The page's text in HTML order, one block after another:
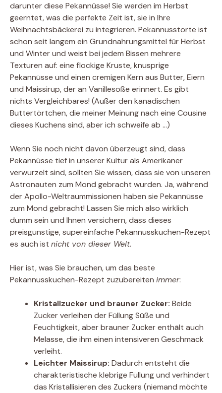
darunter diese Pekannüsse! Sie werden im Herbst
geerntet, was die perfekte Zeit ist, sie in Ihre
Weihnachtsbäckerei zu integrieren. Pekannusstorte ist
schon seit langem ein Grundnahrungsmittel für Herbst
und Winter und weist bei jedem Bissen mehrere
Texturen auf: eine flockige Kruste, knusprige
Pekannüsse und einen cremigen Kern aus Butter, Eiern
und Maissirup, der an Vanillesoße erinnert. Es gibt
nichts Vergleichbares! (Außer den kanadischen
Buttertörtchen, die meiner Meinung nach eine Cousine
dieses Kuchens sind, aber ich schweife ab …)
Wenn Sie noch nicht davon überzeugt sind, dass
Pekannüsse tief in unserer Kultur als Amerikaner
verwurzelt sind, sollten Sie wissen, dass sie von unseren
Astronauten zum Mond gebracht wurden. Ja, während
der Apollo-Weltraummissionen haben sie Pekannüsse
zum Mond gebracht! Lassen Sie mich also wirklich
dumm sein und Ihnen versichern, dass dieses
preisgünstige, supereinfache Pekannusskuchen-Rezept
es auch ist nicht von dieser Welt.
Hier ist, was Sie brauchen, um das beste
Pekannusskuchen-Rezept zuzubereiten immer:
Kristallzucker und brauner Zucker: Beide
Zucker verleihen der Füllung Süße und
Feuchtigkeit, aber brauner Zucker enthält auch
Melasse, die ihm einen intensiveren Geschmack
verleiht.
Leichter Maissirup: Dadurch entsteht die
charakteristische klebrige Füllung und verhindert
das Kristallisieren des Zuckers (niemand möchte